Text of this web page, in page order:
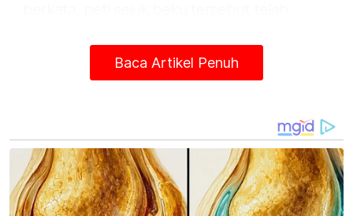
“Kami keluar untuk membeli barang dapur
perarakan ketika mereka mula bersekolah.
“Kami keluar lebih kurang 20 minit. Peti sejuk
beku itu tidak disambungkan (kepada
bekalan elektrik).
Baca Artikel Penuh